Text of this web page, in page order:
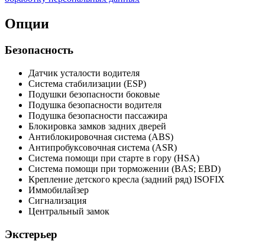
Опции
Безопасность
Датчик усталости водителя
Система стабилизации (ESP)
Подушки безопасности боковые
Подушка безопасности водителя
Подушка безопасности пассажира
Блокировка замков задних дверей
Антиблокировочная система (ABS)
Антипробуксовочная система (ASR)
Система помощи при старте в гору (HSA)
Система помощи при торможении (BAS; EBD)
Крепление детского кресла (задний ряд) ISOFIX
Иммобилайзер
Сигнализация
Центральный замок
Экстерьер